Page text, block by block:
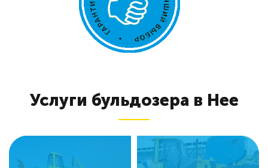
Услуги бульдозера в Нее